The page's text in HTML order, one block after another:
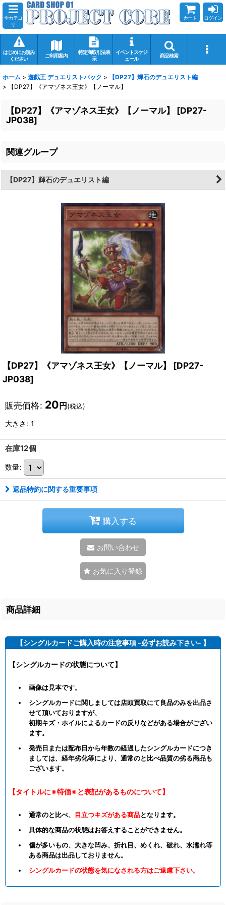
全カテゴ
リ
カート ログイン
はじめにお読み
ください
ご利用案内
特定商取引法表
示
イベントスケジ
ュール
商品検索
ホーム > 遊戯王 デュエリストパック >
【DP27】輝石のデュエリスト編
>
【DP27】《アマゾネス王女》【ノーマル】
【DP27】《アマゾネス王女》【ノーマル】 [DP27-
JP038]
関連グループ
【DP27】輝石のデュエリスト編
【DP27】《アマゾネス王女》【ノーマル】 [DP27-
JP038]
販売価格: 20 円 (税込)
大きさ : 1
在庫12個
数量:
返品特約に関する重要事項
購入する
お問い合わせ
お気に入り登録
商品詳細
【シングルカードご購入時の注意事項 -必ずお読み下さい- 】
【シングルカードの状態について】
画像は見本です。
シングルカードに関しましては店頭買取にて良品のみを出品さ
せて頂いておりますが、
初期キズ・ホイルによるカードの反りなどがある場合がござい
ます。
発売日または配布日から年数の経過したシングルカードにつき
ましては、経年劣化等により、通常のと比べ品質の劣る商品も
ございます。
【タイトルに※特価※と表記があるものについて】
通常のと比べ、 目立つキズがある商品となります。
具体的な商品の状態はお答えすることができません。
傷が多いもの、大きな凹み、折れ目、めくれ、破れ、水濡れ等
ある商品は出品しておりません。
シングルカードの状態を気になされる方はご遠慮下さい。